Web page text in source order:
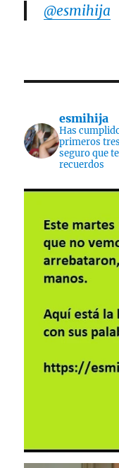
@esmihija
esmihija
Has
primeros
seguro que
recuerdos